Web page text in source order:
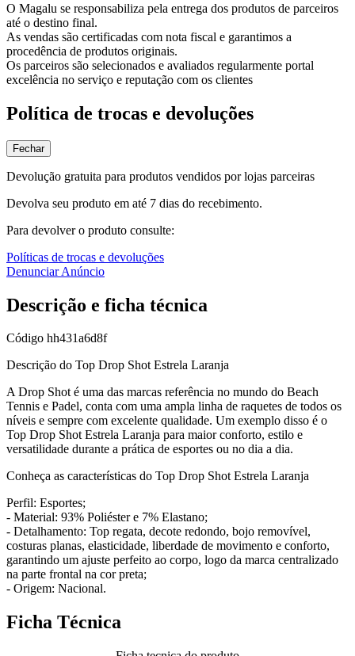
O Magalu se responsabiliza pela entrega dos produtos de parceiros
até o destino final.
As vendas são certificadas com nota fiscal e garantimos a
procedência de produtos originais.
Os parceiros são selecionados e avaliados regularmente portal
excelência no serviço e reputação com os clientes
Política de trocas e devoluções
Fechar
Devolução gratuita para produtos vendidos por lojas parceiras
Devolva seu produto em até 7 dias do recebimento.
Para devolver o produto consulte:
Políticas de trocas e devoluções
Denunciar Anúncio
Descrição e ficha técnica
Código hh431a6d8f
Descrição do Top Drop Shot Estrela Laranja
A Drop Shot é uma das marcas referência no mundo do Beach
Tennis e Padel, conta com uma ampla linha de raquetes de todos os
níveis e sempre com excelente qualidade. Um exemplo disso é o
Top Drop Shot Estrela Laranja para maior conforto, estilo e
versatilidade durante a prática de esportes ou no dia a dia.
Conheça as características do Top Drop Shot Estrela Laranja
Perfil: Esportes;
- Material: 93% Poliéster e 7% Elastano;
- Detalhamento: Top regata, decote redondo, bojo removível,
costuras planas, elasticidade, liberdade de movimento e conforto,
garantindo um ajuste perfeito ao corpo, logo da marca centralizado
na parte frontal na cor preta;
- Origem: Nacional.
Ficha Técnica